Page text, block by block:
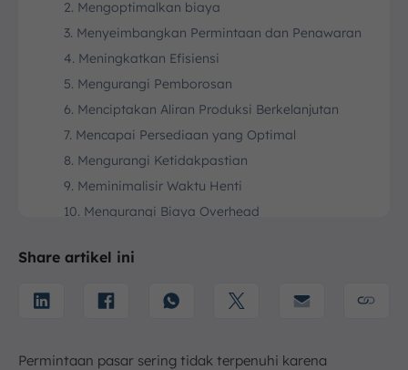
2. Mengoptimalkan biaya
3. Menyeimbangkan Permintaan dan Penawaran
4. Meningkatkan Efisiensi
5. Mengurangi Pemborosan
6. Menciptakan Aliran Produksi Berkelanjutan
7. Mencapai Persediaan yang Optimal
8. Mengurangi Ketidakpastian
9. Meminimalisir Waktu Henti
10. Mengurangi Biaya Overhead
1. Mengoptimal Penggunaan Sumber Daya
Bisnis
4. Memastikan Kapasitas Produksi Sesuai Target
Share artikel ini
Permintaan pasar sering tidak terpenuhi karena